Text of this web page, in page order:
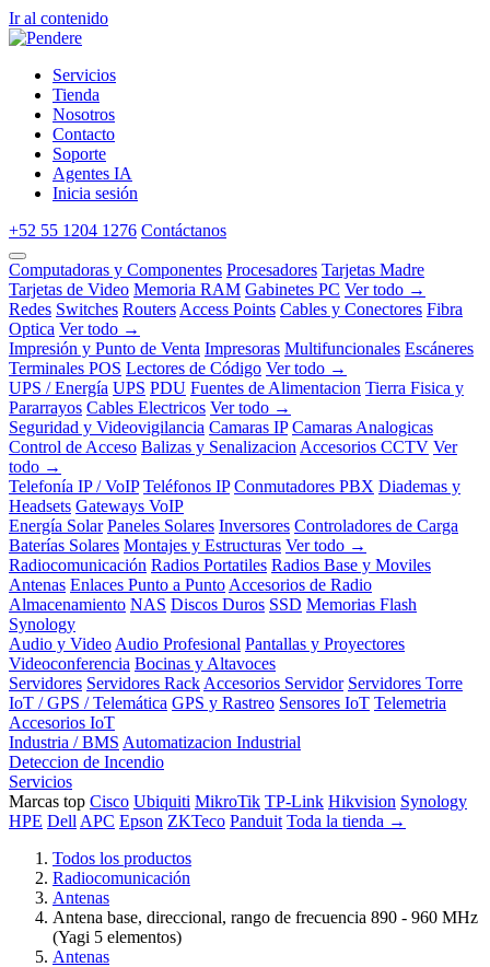
Ir al contenido
Servicios
Tienda
Nosotros
Contacto
Soporte
Agentes IA
Inicia sesión
+52 55 1204 1276 Contáctanos
Computadoras y Componentes Procesadores Tarjetas Madre
Tarjetas de Video Memoria RAM Gabinetes PC Ver todo →
Redes Switches Routers Access Points Cables y Conectores Fibra
Optica Ver todo →
Impresión y Punto de Venta Impresoras Multifuncionales Escáneres
Terminales POS Lectores de Código Ver todo →
UPS / Energía UPS PDU Fuentes de Alimentacion Tierra Fisica y
Pararrayos Cables Electricos Ver todo →
Seguridad y Videovigilancia Camaras IP Camaras Analogicas
Control de Acceso Balizas y Senalizacion Accesorios CCTV Ver
todo →
Telefonía IP / VoIP Teléfonos IP Conmutadores PBX Diademas y
Headsets Gateways VoIP
Energía Solar Paneles Solares Inversores Controladores de Carga
Baterías Solares Montajes y Estructuras Ver todo →
Radiocomunicación Radios Portatiles Radios Base y Moviles
Antenas Enlaces Punto a Punto Accesorios de Radio
Almacenamiento NAS Discos Duros SSD Memorias Flash
Synology
Audio y Video Audio Profesional Pantallas y Proyectores
Videoconferencia Bocinas y Altavoces
Servidores Servidores Rack Accesorios Servidor Servidores Torre
IoT / GPS / Telemática GPS y Rastreo Sensores IoT Telemetria
Accesorios IoT
Industria / BMS Automatizacion Industrial
Deteccion de Incendio
Servicios
Marcas top Cisco Ubiquiti MikroTik TP-Link Hikvision Synology
HPE Dell APC Epson ZKTeco Panduit Toda la tienda →
Todos los productos
Radiocomunicación
Antenas
Antena base, direccional, rango de frecuencia 890 - 960 MHz
(Yagi 5 elementos)
Antenas